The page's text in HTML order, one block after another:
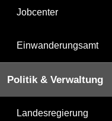
Jobcenter
Einwanderungsamt
Politik & Verwaltung
Landesregierung